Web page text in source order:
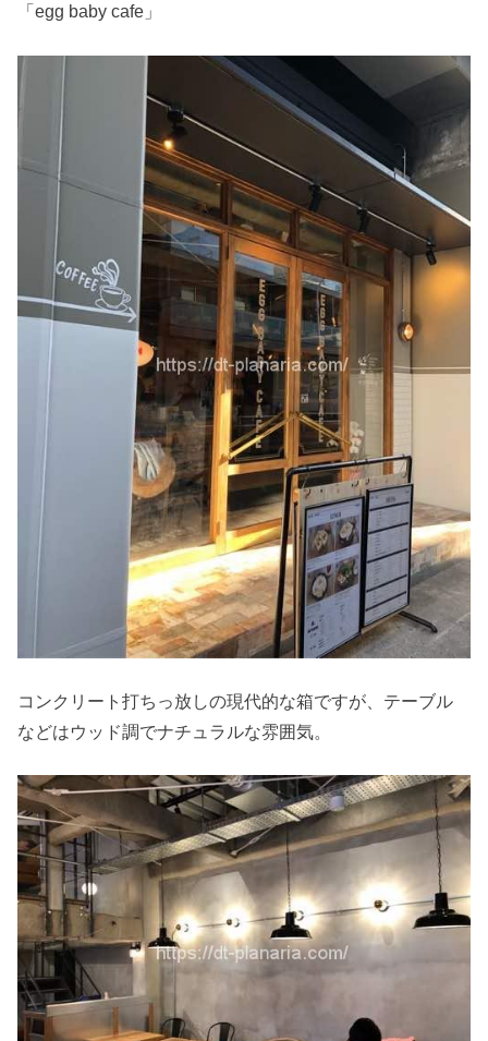
「egg baby cafe」
コンクリート打ちっ放しの現代的な箱ですが、テーブル
などはウッド調でナチュラルな雰囲気。